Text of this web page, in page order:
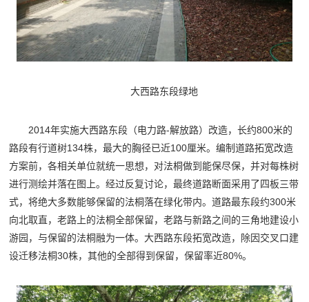
大西路东段绿地
2014年实施大西路东段（电力路-解放路）改造，长约800米的
路段有行道树134株，最大的胸径已近100厘米。编制道路拓宽改造
方案前，各相关单位就统一思想，对法桐做到能保尽保，并对每株树
进行测绘并落在图上。经过反复讨论，最终道路断面采用了四板三带
式，将绝大多数能够保留的法桐落在绿化带内。道路最东段约300米
向北取直，老路上的法桐全部保留，老路与新路之间的三角地建设小
游园，与保留的法桐融为一体。大西路东段拓宽改造，除因交叉口建
设迁移法桐30株，其他的全部得到保留，保留率近80%。